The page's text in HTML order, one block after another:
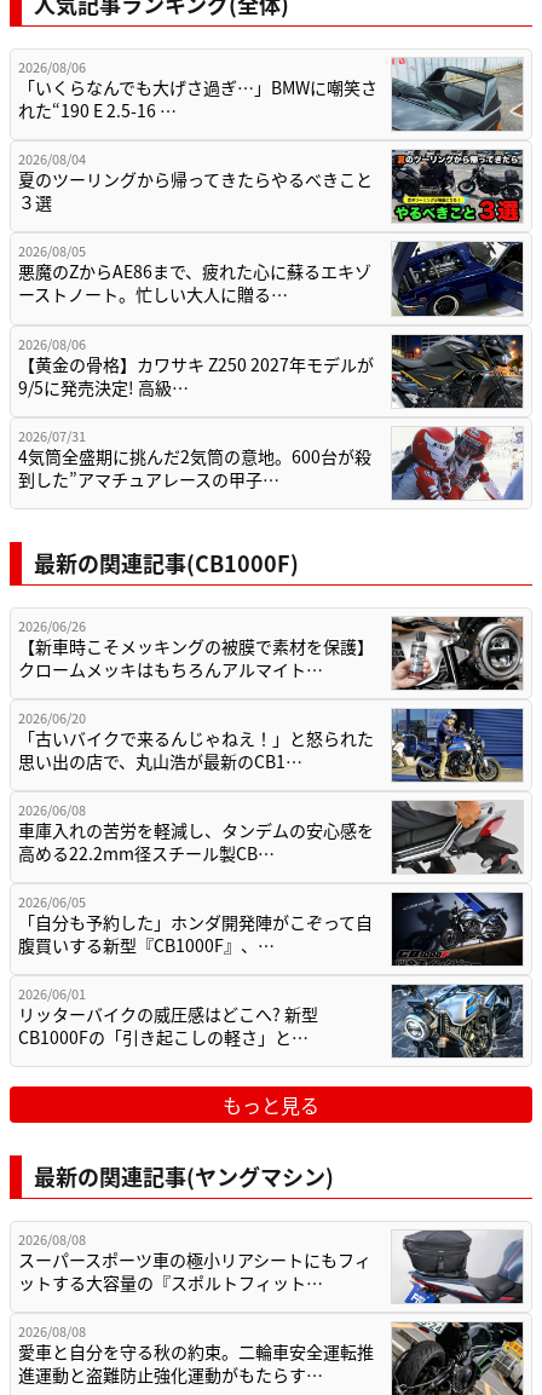
2026/08/06
「いくらなんでも大げさ過ぎ…」BMWに嘲笑さ
れた“190 E 2.5-16 …
2026/08/04
夏のツーリングから帰ってきたらやるべきこと
３選
2026/08/05
悪魔のZからAE86まで、疲れた心に蘇るエキゾ
ーストノート。忙しい大人に贈る…
2026/08/06
【黄金の骨格】カワサキ Z250 2027年モデルが
9/5に発売決定! 高級…
2026/07/31
4気筒全盛期に挑んだ2気筒の意地。600台が殺
到した”アマチュアレースの甲子…
最新の関連記事(CB1000F)
2026/06/26
【新車時こそメッキングの被膜で素材を保護】
クロームメッキはもちろんアルマイト…
2026/06/20
「古いバイクで来るんじゃねえ！」と怒られた
思い出の店で、丸山浩が最新のCB1…
2026/06/08
車庫入れの苦労を軽減し、タンデムの安心感を
高める22.2mm径スチール製CB…
2026/06/05
「自分も予約した」ホンダ開発陣がこぞって自
腹買いする新型『CB1000F』、…
2026/06/01
リッターバイクの威圧感はどこへ? 新型
CB1000Fの「引き起こしの軽さ」と…
もっと見る
最新の関連記事(ヤングマシン)
2026/08/08
スーパースポーツ車の極小リアシートにもフィ
ットする大容量の『スポルトフィット…
2026/08/08
愛車と自分を守る秋の約束。二輪車安全運転推
進運動と盗難防止強化運動がもたらす…